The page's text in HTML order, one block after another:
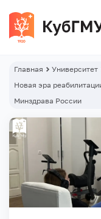
Главная Университет
Новая эра
Минздрава России